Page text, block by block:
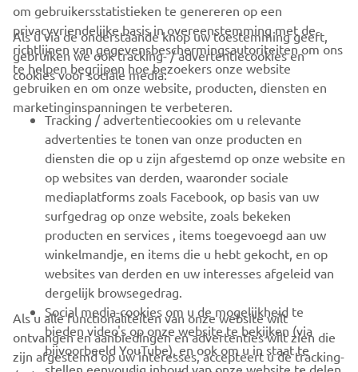
CORPORATE
VOOR BEDRIJVEN
MEER YAMAHA
ONDERSTEUNING
NIEUWSBRIEF
Wees de eerste die meer te weten komt over de nieuwste deals,
speciale evenementen, nieuwe producten en nog veel meer
om gebruikersstatistieken te genereren op een
privacyvriendelijke basis in overeenstemming met de
richtlijnen van gegevensbeschermingsautoriteiten om ons
te helpen begrijpen hoe bezoekers onze website
gebruiken en om onze website, producten, diensten en
marketinginspanningen te verbeteren.
Als u via de onderstaande knop uw toestemming geeft,
gebruiken we ook tracking- / advertentiecookies en
cookies voor sociale media:
Tracking / advertentiecookies om u relevante
advertenties te tonen van onze producten en
diensten die op u zijn afgestemd op onze website en
op websites van derden, waaronder sociale
mediaplatforms zoals Facebook, op basis van uw
surfgedrag op onze website, zoals bekeken
producten en services , items toegevoegd aan uw
winkelmandje, en items die u hebt gekocht, en op
websites van derden en uw interesses afgeleid van
dergelijk browsegedrag.
Social media-cookies om u de mogelijkheid te
bieden video's op onze website te bekijken (via
bijvoorbeeld YouTube), en ook om u in staat te
stellen eenvoudig inhoud van onze website te delen
Als u alle functionaliteiten van onze website wilt
ontvangen en aanbiedingen en advertenties wilt zien die
zijn afgestemd op uw interesses, accepteert u de tracking-